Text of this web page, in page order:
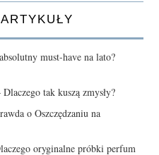
must-have na lato?
tak kuszą zmysły?
o Oszczędzaniu na
oryginalne próbki perfum